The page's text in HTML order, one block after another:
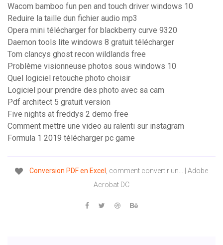
Wacom bamboo fun pen and touch driver windows 10
Reduire la taille dun fichier audio mp3
Opera mini télécharger for blackberry curve 9320
Daemon tools lite windows 8 gratuit télécharger
Tom clancys ghost recon wildlands free
Problème visionneuse photos sous windows 10
Quel logiciel retouche photo choisir
Logiciel pour prendre des photo avec sa cam
Pdf architect 5 gratuit version
Five nights at freddys 2 demo free
Comment mettre une video au ralenti sur instagram
Formula 1 2019 télécharger pc game
Conversion PDFen Excel , comment convertir un... | Adobe
Acrobat DC